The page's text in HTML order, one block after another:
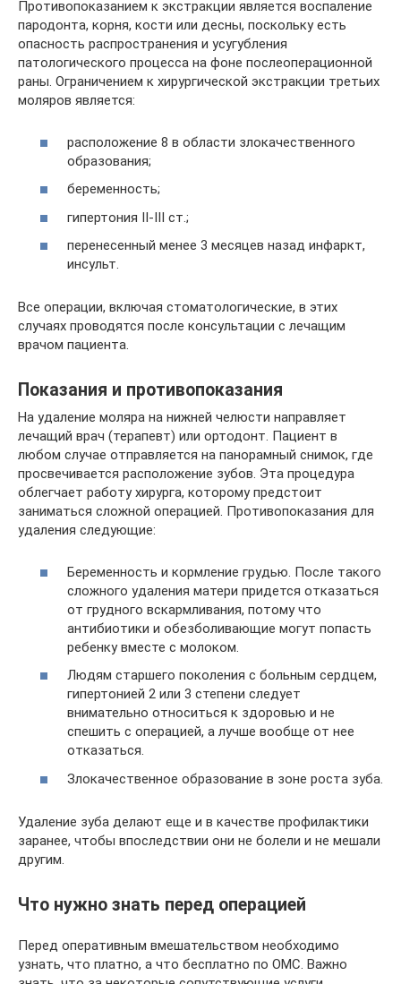
Противопоказанием к экстракции является воспаление
пародонта, корня, кости или десны, поскольку есть
опасность распространения и усугубления
патологического процесса на фоне послеоперационной
раны. Ограничением к хирургической экстракции третьих
моляров является:
расположение 8 в области злокачественного
образования;
беременность;
гипертония II-III ст.;
перенесенный менее 3 месяцев назад инфаркт,
инсульт.
Все операции, включая стоматологические, в этих
случаях проводятся после консультации с лечащим
врачом пациента.
Показания и противопоказания
На удаление моляра на нижней челюсти направляет
лечащий врач (терапевт) или ортодонт. Пациент в
любом случае отправляется на панорамный снимок, где
просвечивается расположение зубов. Эта процедура
облегчает работу хирурга, которому предстоит
заниматься сложной операцией. Противопоказания для
удаления следующие:
Беременность и кормление грудью. После такого
сложного удаления матери придется отказаться
от грудного вскармливания, потому что
антибиотики и обезболивающие могут попасть
ребенку вместе с молоком.
Людям старшего поколения с больным сердцем,
гипертонией 2 или 3 степени следует
внимательно относиться к здоровью и не
спешить с операцией, а лучше вообще от нее
отказаться.
Злокачественное образование в зоне роста зуба.
Удаление зуба делают еще и в качестве профилактики
заранее, чтобы впоследствии они не болели и не мешали
другим.
Что нужно знать перед операцией
Перед оперативным вмешательством необходимо
узнать, что платно, а что бесплатно по ОМС. Важно